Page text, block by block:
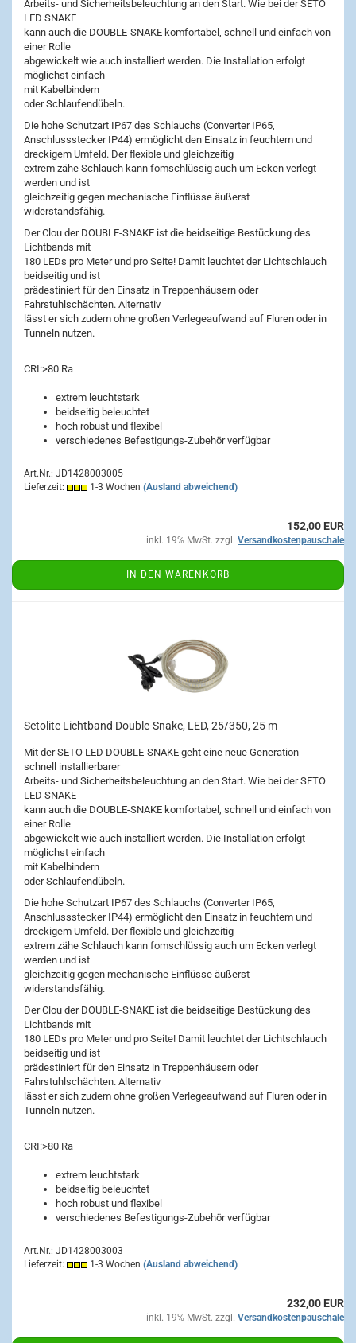
Arbeits- und Sicherheitsbeleuchtung an den Start. Wie bei der SETO
LED SNAKE
kann auch die DOUBLE-SNAKE komfortabel, schnell und einfach von
einer Rolle
abgewickelt wie auch installiert werden. Die Installation erfolgt
möglichst einfach
mit Kabelbindern
oder Schlaufendübeln.
Die hohe Schutzart IP67 des Schlauchs (Converter IP65,
Anschlussstecker IP44) ermöglicht den Einsatz in feuchtem und
dreckigem Umfeld. Der flexible und gleichzeitig
extrem zähe Schlauch kann fomschlüssig auch um Ecken verlegt
werden und ist
gleichzeitig gegen mechanische Einflüsse äußerst
widerstandsfähig.
Der Clou der DOUBLE-SNAKE ist die beidseitige Bestückung des
Lichtbands mit
180 LEDs pro Meter und pro Seite! Damit leuchtet der Lichtschlauch
beidseitig und ist
prädestiniert für den Einsatz in Treppenhäusern oder
Fahrstuhlschächten. Alternativ
lässt er sich zudem ohne großen Verlegeaufwand auf Fluren oder in
Tunneln nutzen.
CRI:>80 Ra
extrem leuchtstark
beidseitig beleuchtet
hoch robust und flexibel
verschiedenes Befestigungs-Zubehör verfügbar
Art.Nr.: JD1428003005
Lieferzeit:
1-3 Wochen (Ausland abweichend)
152,00 EUR
inkl. 19% MwSt. zzgl. Versandkostenpauschale
IN DEN WARENKORB
Setolite Lichtband Double-Snake, LED, 25/350, 25 m
Mit der SETO LED DOUBLE-SNAKE geht eine neue Generation
schnell installierbarer
Arbeits- und Sicherheitsbeleuchtung an den Start. Wie bei der SETO
LED SNAKE
kann auch die DOUBLE-SNAKE komfortabel, schnell und einfach von
einer Rolle
abgewickelt wie auch installiert werden. Die Installation erfolgt
möglichst einfach
mit Kabelbindern
oder Schlaufendübeln.
Die hohe Schutzart IP67 des Schlauchs (Converter IP65,
Anschlussstecker IP44) ermöglicht den Einsatz in feuchtem und
dreckigem Umfeld. Der flexible und gleichzeitig
extrem zähe Schlauch kann fomschlüssig auch um Ecken verlegt
werden und ist
gleichzeitig gegen mechanische Einflüsse äußerst
widerstandsfähig.
Der Clou der DOUBLE-SNAKE ist die beidseitige Bestückung des
Lichtbands mit
180 LEDs pro Meter und pro Seite! Damit leuchtet der Lichtschlauch
beidseitig und ist
prädestiniert für den Einsatz in Treppenhäusern oder
Fahrstuhlschächten. Alternativ
lässt er sich zudem ohne großen Verlegeaufwand auf Fluren oder in
Tunneln nutzen.
CRI:>80 Ra
extrem leuchtstark
beidseitig beleuchtet
hoch robust und flexibel
verschiedenes Befestigungs-Zubehör verfügbar
Art.Nr.: JD1428003003
Lieferzeit:
1-3 Wochen (Ausland abweichend)
232,00 EUR
inkl. 19% MwSt. zzgl. Versandkostenpauschale